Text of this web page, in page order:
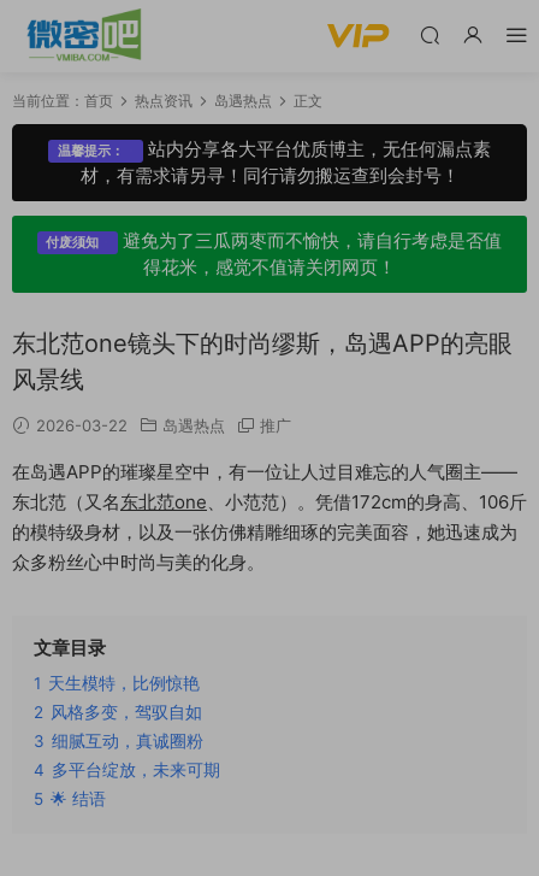
当前位置： 首页 热点资讯 岛遇热点 正文
温馨提示：
站内分享各大平台优质博主，无任何漏点素
材，有需求请另寻！同行请勿搬运查到会封号！
付废须知
避免为了三瓜两枣而不愉快，请自行考虑是否值
得花米，感觉不值请关闭网页！
东北范one镜头下的时尚缪斯，岛遇APP的亮眼
风景线
2026-03-22 岛遇热点 推广
在岛遇APP的璀璨星空中，有一位让人过目难忘的人气圈主——
东北范（又名东北范one、小范范）。凭借172cm的身高、106斤
的模特级身材，以及一张仿佛精雕细琢的完美面容，她迅速成为
众多粉丝心中时尚与美的化身。
文章目录
1 天生模特，比例惊艳
2
风格多变，驾驭自如
3 细腻互动，真诚圈粉
4 多平台绽放，未来可期
5 🌟 结语